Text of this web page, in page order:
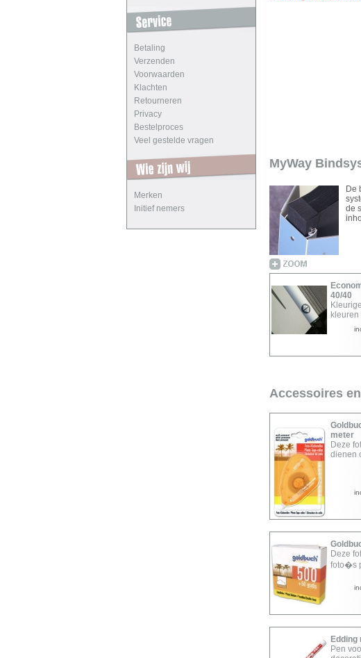
Betaling
Verzenden
Voorwaarden
Klachten
Retourneren
Privacy
Bestelproces
Veel gestelde vragen
Merken
Initief nemers
MyWay
De
de
40/40
kleuren
Accessoires
meter
Deze
dienen
Deze
foto�s
Edding
Pen